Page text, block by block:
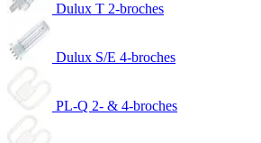
Dulux T 2-broches
Dulux S/E 4-broches
PL-Q 2- & 4-broches